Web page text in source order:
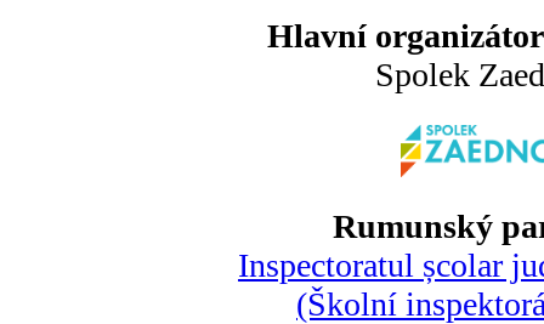
Hlavní
Spolek
Rumunský
Inspectoratul școlar
(Školní